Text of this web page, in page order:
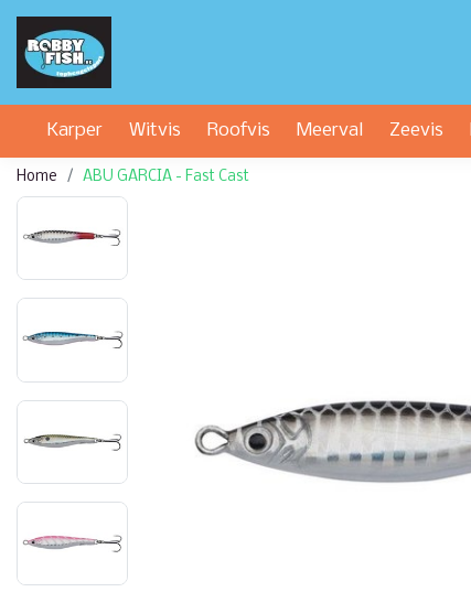
Karper Witvis Roofvis Meerval Zeevis
Home ABU GARCIA - Fast Cast